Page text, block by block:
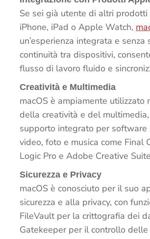
Se sei già utente di altri
iPhone, iPad o Apple Watch,
un’esperienza integrata e senza
continuità tra dispositivi,
flusso di lavoro fluido e
Creatività e Multimedia
macOS è ampiamente utilizzato
della creatività e del
supporto integrato per software
video, foto e musica come Final
Logic Pro e Adobe Creative
Sicurezza e Privacy
macOS è conosciuto per il suo
sicurezza e alla privacy, con
FileVault per la crittografia dei
Gatekeeper per il controllo delle